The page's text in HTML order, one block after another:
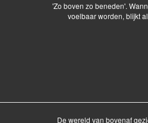
'Zo boven zo beneden'.
voelbaar worden, blijkt
De wereld van bovenaf